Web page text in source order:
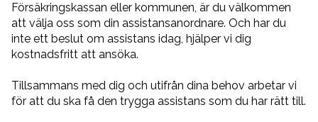
Försäkringskassan eller kommunen, är du välkommen
att välja oss som din assistansanordnare. Och har du
inte ett beslut om assistans idag, hjälper vi dig
kostnadsfritt att ansöka.
Tillsammans med dig och utifrån dina behov arbetar vi
för att du ska få den trygga assistans som du har rätt till.